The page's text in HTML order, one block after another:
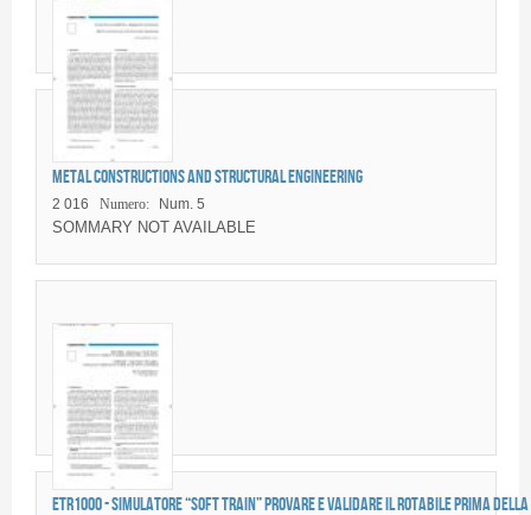
Metal constructions and structural engineering
2 016 Numero: Num. 5
SOMMARY NOT AVAILABLE
ETR1000 - Simulatore “Soft Train” Provare e validare il rotabile prima della